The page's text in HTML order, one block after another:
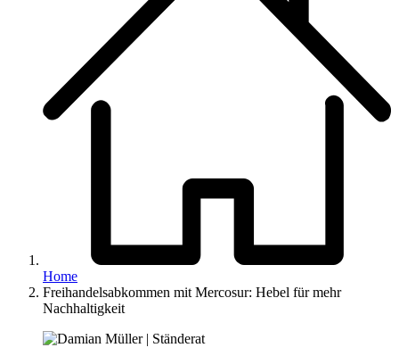
Home
Freihandelsabkommen mit Mercosur: Hebel für mehr
Nachhaltigkeit